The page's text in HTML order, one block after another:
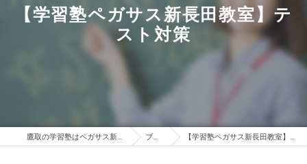
【学習塾ペガサス新長田教室】テ
スト対策
鷹取の学習塾はペガサス新長田教室 ブログ 【学習塾ペガサス新長田教室】テスト対策